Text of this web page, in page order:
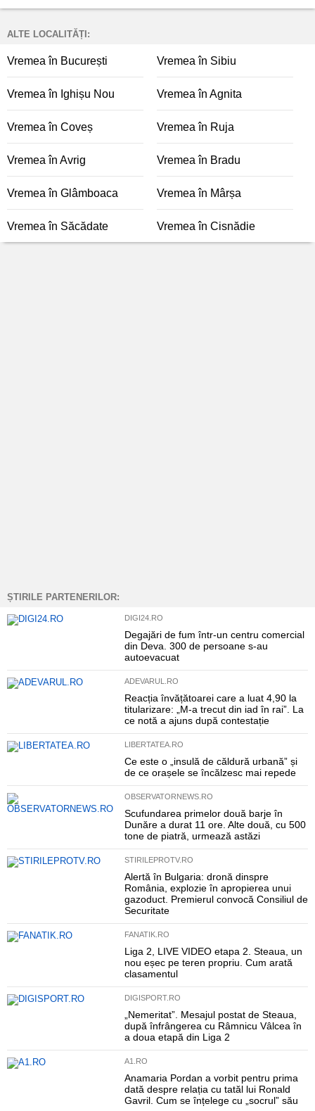
ALTE LOCALITĂȚI:
Vremea în București Vremea în Sibiu
Vremea în Ighișu Nou Vremea în Agnita
Vremea în Coveș Vremea în Ruja
Vremea în Avrig Vremea în Bradu
Vremea în Glâmboaca Vremea în Mârșa
Vremea în Săcădate Vremea în Cisnădie
ȘTIRILE PARTENERILOR:
DIGI24.RO
Degajări de fum într-un centru comercial
din Deva. 300 de persoane s-au
autoevacuat
ADEVARUL.RO
Reacția învățătoarei care a luat 4,90 la
titularizare: „M-a trecut din iad în rai”. La
ce notă a ajuns după contestație
LIBERTATEA.RO
Ce este o „insulă de căldură urbană” și
de ce orașele se încălzesc mai repede
OBSERVATORNEWS.RO
Scufundarea primelor două barje în
Dunăre a durat 11 ore. Alte două, cu 500
tone de piatră, urmează astăzi
STIRILEPROTV.RO
Alertă în Bulgaria: dronă dinspre
România, explozie în apropierea unui
gazoduct. Premierul convocă Consiliul de
Securitate
FANATIK.RO
Liga 2, LIVE VIDEO etapa 2. Steaua, un
nou eșec pe teren propriu. Cum arată
clasamentul
DIGISPORT.RO
„Nemeritat”. Mesajul postat de Steaua,
după înfrângerea cu Râmnicu Vâlcea în
a doua etapă din Liga 2
A1.RO
Anamaria Pordan a vorbit pentru prima
dată despre relația cu tatăl lui Ronald
Gavril. Cum se înțelege cu „socrul” său